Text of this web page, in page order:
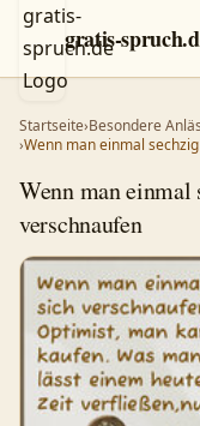
gratis-
Startseite›Besondere
›Wenn man einmal
Wenn man einmal
verschnaufen